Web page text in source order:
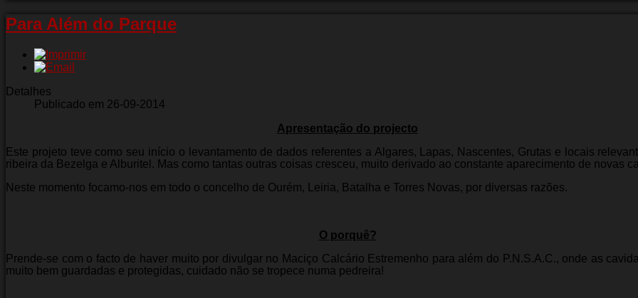
Para Além do Parque
Detalhes
Publicado em 26-09-2014
Apresentação do projecto
Este projeto teve como seu início o levantamento de dados referentes a Algares, Lapas, Nascentes, Grutas e locais
ribeira da Bezelga e Alburitel. Mas como tantas outras coisas cresceu, muito derivado ao constante aparecimento de novas
Neste momento focamo-nos em todo o concelho de Ourém, Leiria, Batalha e Torres Novas, por diversas razões.
O porquê?
Prende-se com o facto de haver muito por divulgar no Maciço Calcário Estremenho para além do P.N.S.A.C., onde as
muito bem guardadas e protegidas, cuidado não se tropece numa pedreira!